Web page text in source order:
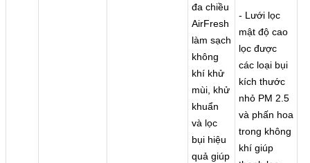
đa chiều
AirFresh
làm sạch
không
khí khử
mùi, khử
khuẩn
và lọc
bụi hiệu
quả giúp
- Lưới lọc
mật độ cao
lọc được
các loại bụi
kích thước
nhỏ PM 2.5
và phấn hoa
trong không
khí giúp